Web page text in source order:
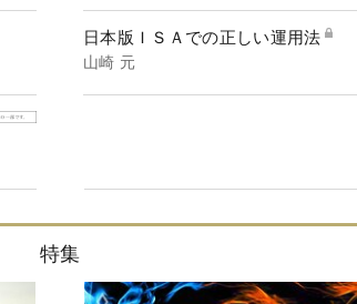
日本版ＩＳＡでの正しい運用法
山崎 元
特集